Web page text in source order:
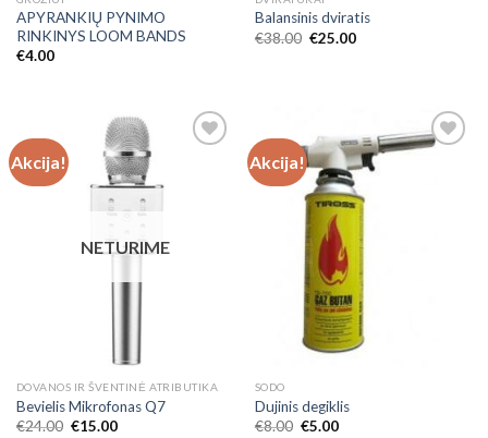
APYRANKIŲ PYNIMO
RINKINYS LOOM BANDS
€4.00
Balansinis dviratis
€38.00 €25.00
Akcija!
NETURIME
DOVANOS IR ŠVENTINĖ ATRIBUTIKA
Bevielis Mikrofonas Q7
€24.00 €15.00
Akcija!
SODO
Dujinis degiklis
€8.00 €5.00